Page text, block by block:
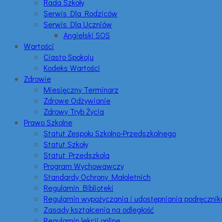
Rada Szkoły
Serwis Dla Rodziców
Serwis Dla Uczniów
Angielski SOS
Wartości
Ciasto Spokoju
Kodeks Wartości
Zdrowie
Miesięczny Terminarz
Zdrowe Odżywianie
Zdrowy Tryb Życia
Prawo Szkolne
Statut Zespołu Szkolno-Przedszkolnego
Statut Szkoły
Statut Przedszkola
Program Wychowawczy
Standardy Ochrony Małoletnich
Regulamin Biblioteki
Regulamin wypożyczania i udostępniania
Zasady kształcenia na odległość